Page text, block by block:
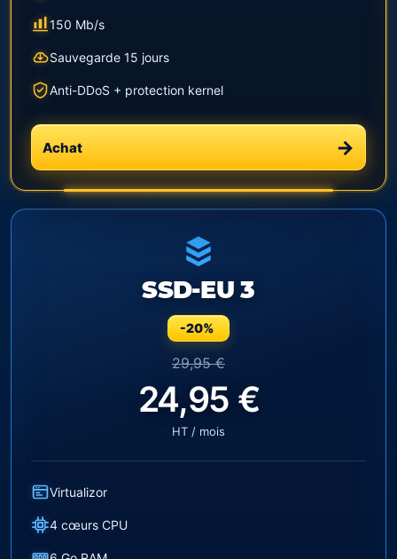
150 Mb/s
Sauvegarde 15 jours
Anti-DDoS + protection kernel
Achat
SSD-EU 3
-20%
29,95 €
24,95 €
HT / mois
Virtualizor
4 cœurs CPU